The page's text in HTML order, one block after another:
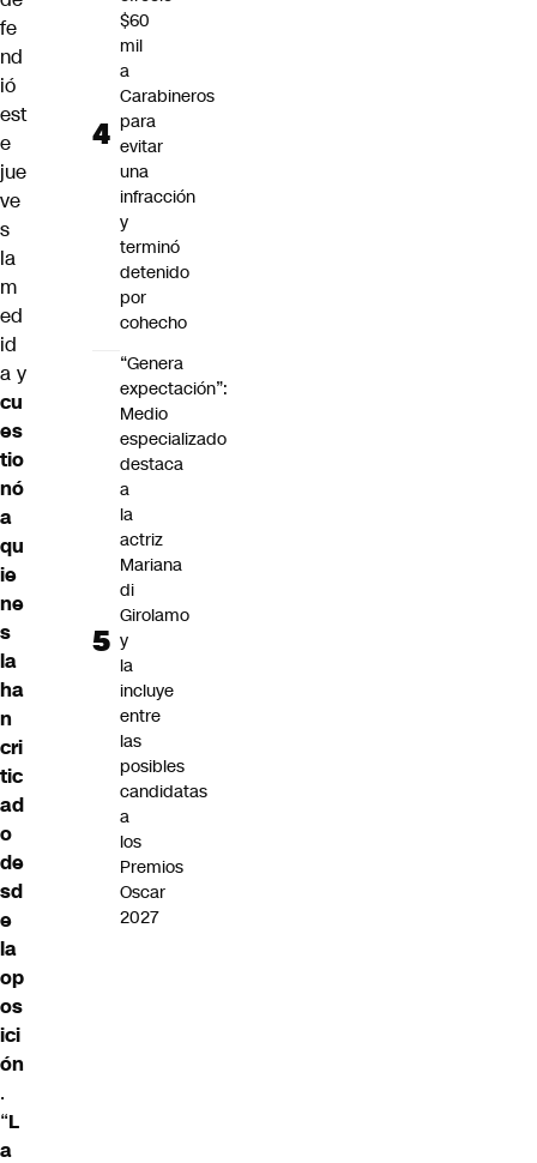
fe
nd
ió
est
e
jue
ve
s
la
m
ed
id
a y
cu
es
tio
nó
a
qu
ie
ne
s
la
ha
n
cri
tic
ad
o
de
sd
e
la
op
os
ici
ón
.
“L
a
$60
mil
a
Carabineros
para
evitar
una
infracción
y
terminó
detenido
por
cohecho
“Genera
expectación”:
Medio
especializado
destaca
a
la
actriz
Mariana
di
Girolamo
y
la
incluye
entre
las
posibles
candidatas
a
los
Premios
Oscar
2027